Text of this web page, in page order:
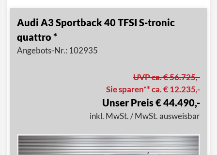
Audi A3 Sportback 40 TFSI S-tronic
quattro *
Angebots-Nr.: 102935
UVP ca. € 56.725,-
Sie sparen** ca. € 12.235,-
Unser Preis € 44.490,-
inkl. MwSt. / MwSt. ausweisbar